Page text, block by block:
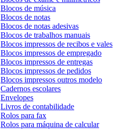
Blocos de música
Blocos de notas
Blocos de notas adesivas
Blocos de trabalhos manuais
Blocos impressos de recibos e vales
Blocos impressos de empregado
Blocos impressos de entregas
Blocos impressos de pedidos
Blocos impressos outros modelo
Cadernos escolares
Envelopes
Livros de contabilidade
Rolos para fax
Rolos para máquina de calcular